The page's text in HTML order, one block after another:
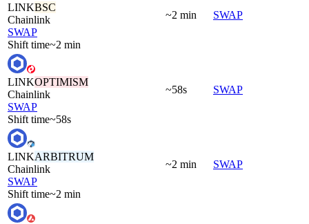
LINKBSC
Chainlink
SWAP
Shift time~2 min
~2 min SWAP
LINKOPTIMISM
Chainlink
SWAP
Shift time~58s
~58s SWAP
LINKARBITRUM
Chainlink
SWAP
Shift time~2 min
~2 min SWAP